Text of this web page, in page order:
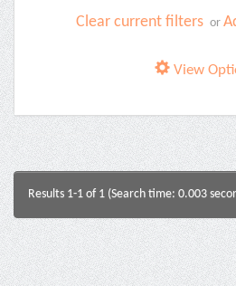
Clear current filters or
View
Results 1-1 of 1 (Search time: 0.003